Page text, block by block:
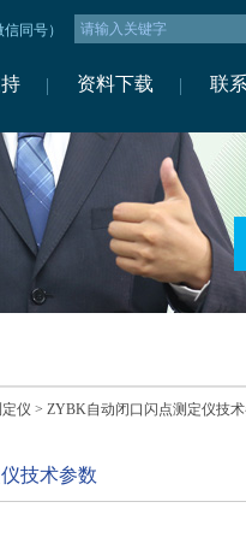
同号）
资料下载 联
仪 > ZYBK自动闭口闪点测定仪技
技术参数